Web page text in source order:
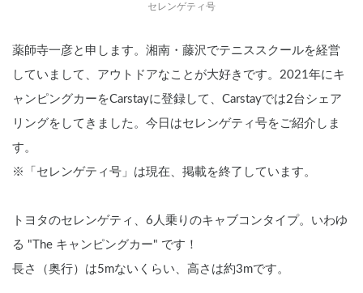
セレンゲティ号
薬師寺一彦と申します。湘南・藤沢でテニススクールを経営
していまして、アウトドアなことが大好きです。2021年にキ
ャンピングカーをCarstayに登録して、Carstayでは2台シェア
リングをしてきました。今日はセレンゲティ号をご紹介しま
す。
※「セレンゲティ号」は現在、掲載を終了しています。
トヨタのセレンゲティ、6人乗りのキャブコンタイプ。いわゆ
る "The キャンピングカー" です！
長さ（奥行）は5mないくらい、高さは約3mです。